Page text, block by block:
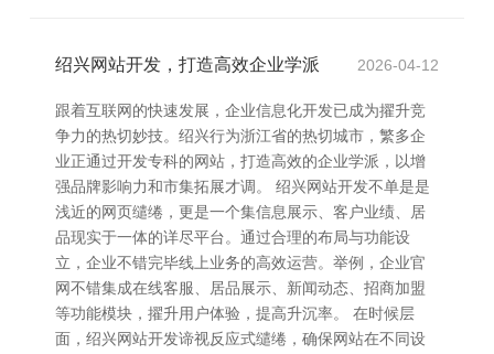
绍兴网站开发，打造高效企业学派 2026-04-12
跟着互联网的快速发展，企业信息化开发已成为擢升竞
争力的热切妙技。绍兴行为浙江省的热切城市，繁多企
业正通过开发专科的网站，打造高效的企业学派，以增
强品牌影响力和市集拓展才调。 绍兴网站开发不单是是
浅近的网页缱绻，更是一个集信息展示、客户业绩、居
品现实于一体的详尽平台。通过合理的布局与功能设
立，企业不错完毕线上业务的高效运营。举例，企业官
网不错集成在线客服、居品展示、新闻动态、招商加盟
等功能模块，擢升用户体验，提高升沉率。 在时候层
面，绍兴网站开发谛视反应式缱绻，确保网站在不同设